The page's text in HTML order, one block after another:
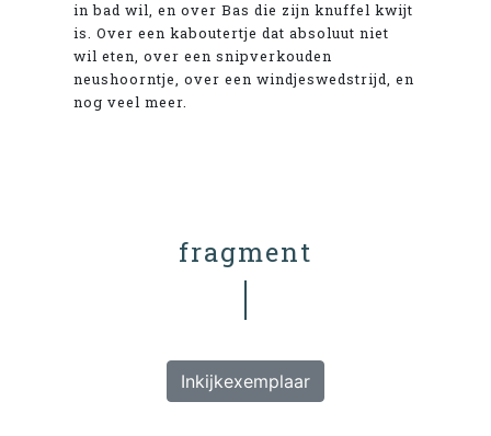
in bad wil, en over Bas die zijn knuffel kwijt
is. Over een kaboutertje dat absoluut niet
wil eten, over een snipverkouden
neushoorntje, over een windjeswedstrijd, en
nog veel meer.
fragment
Inkijkexemplaar